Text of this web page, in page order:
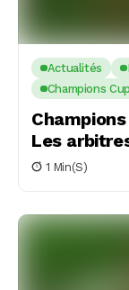
Actualités
Champions Cup
Les
1 Min(s)